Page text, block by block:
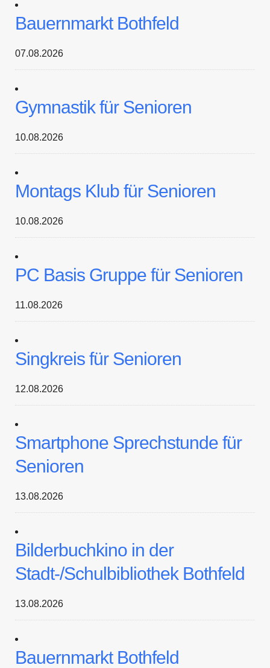
Bauernmarkt Bothfeld
07.08.2026
Gymnastik für Senioren
10.08.2026
Montags Klub für Senioren
10.08.2026
PC Basis Gruppe für Senioren
11.08.2026
Singkreis für Senioren
12.08.2026
Smartphone Sprechstunde für
Senioren
13.08.2026
Bilderbuchkino in der
Stadt-/Schulbibliothek Bothfeld
13.08.2026
Bauernmarkt Bothfeld